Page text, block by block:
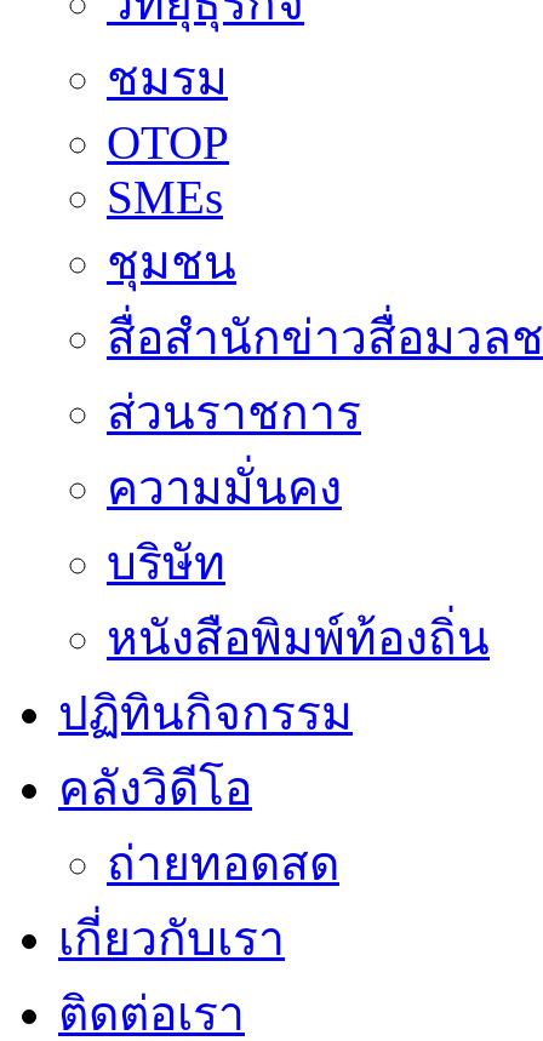
ชมรม
OTOP
SMEs
ชุมชน
สื่อสำนักข่าวสื่อมวล
ส่วนราชการ
ความมั่นคง
บริษัท
หนังสือพิมพ์ท้องถิ่น
ปฏิทินกิจกรรม
คลังวิดีโอ
ถ่ายทอดสด
เกี่ยวกับเรา
ติดต่อเรา